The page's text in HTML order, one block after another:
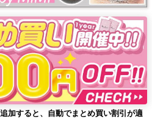
加すると、自動でまとめ買い割引が適